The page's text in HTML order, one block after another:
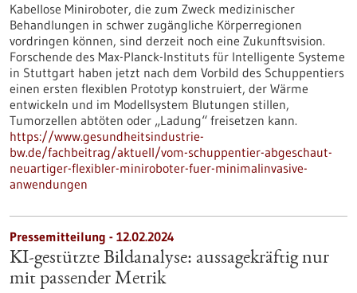
Kabellose Miniroboter, die zum Zweck medizinischer
Behandlungen in schwer zugängliche Körperregionen
vordringen können, sind derzeit noch eine Zukunftsvision.
Forschende des Max-Planck-Instituts für Intelligente Systeme
in Stuttgart haben jetzt nach dem Vorbild des Schuppentiers
einen ersten flexiblen Prototyp konstruiert, der Wärme
entwickeln und im Modellsystem Blutungen stillen,
Tumorzellen abtöten oder „Ladung“ freisetzen kann.
https://www.gesundheitsindustrie-
bw.de/fachbeitrag/aktuell/vom-schuppentier-abgeschaut-
neuartiger-flexibler-miniroboter-fuer-minimalinvasive-
anwendungen
Pressemitteilung - 12.02.2024
KI-gestützte Bildanalyse: aussagekräftig nur
mit passender Metrik